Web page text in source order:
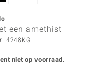
een amethist
4248KG
niet op voorraad.